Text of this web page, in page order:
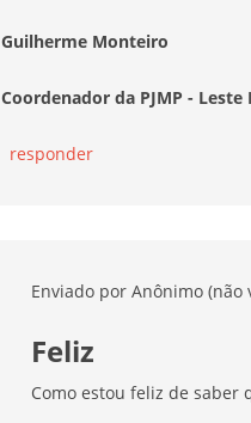
Guilherme Monteiro
Coordenador da PJMP - Leste
responder
Enviado por Anônimo (não
Feliz
Como estou feliz de saber